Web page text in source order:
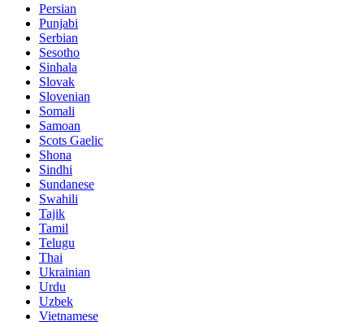
Persian
Punjabi
Serbian
Sesotho
Sinhala
Slovak
Slovenian
Somali
Samoan
Scots Gaelic
Shona
Sindhi
Sundanese
Swahili
Tajik
Tamil
Telugu
Thai
Ukrainian
Urdu
Uzbek
Vietnamese